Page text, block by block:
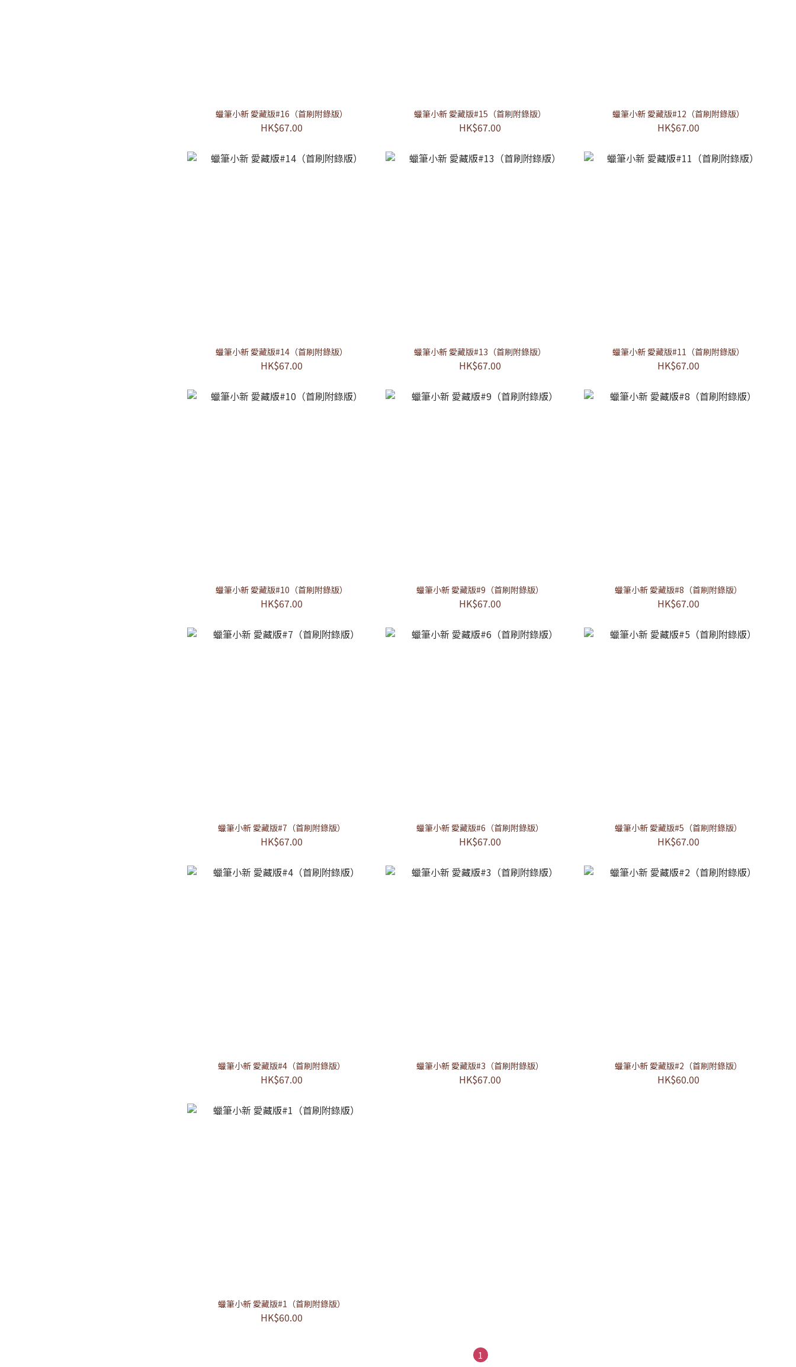
蠟筆小新 愛藏版#16（首刷附錄版）
HK$67.00
蠟筆小新 愛藏版#15（首刷附錄版）
HK$67.00
蠟筆小新 愛藏版#12（首刷附錄版）
HK$67.00
蠟筆小新 愛藏版#14（首刷附錄版）
HK$67.00
蠟筆小新 愛藏版#13（首刷附錄版）
HK$67.00
蠟筆小新 愛藏版#11（首刷附錄版）
HK$67.00
蠟筆小新 愛藏版#10（首刷附錄版）
HK$67.00
蠟筆小新 愛藏版#9（首刷附錄版）
HK$67.00
蠟筆小新 愛藏版#8（首刷附錄版）
HK$67.00
蠟筆小新 愛藏版#7（首刷附錄版）
HK$67.00
蠟筆小新 愛藏版#6（首刷附錄版）
HK$67.00
蠟筆小新 愛藏版#5（首刷附錄版）
HK$67.00
蠟筆小新 愛藏版#4（首刷附錄版）
HK$67.00
蠟筆小新 愛藏版#3（首刷附錄版）
HK$67.00
蠟筆小新 愛藏版#2（首刷附錄版）
HK$60.00
蠟筆小新 愛藏版#1（首刷附錄版）
HK$60.00
1